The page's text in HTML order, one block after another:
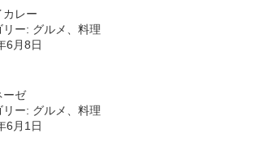
カレー
リー: グルメ、料理
6月8日
ーゼ
リー: グルメ、料理
6月1日